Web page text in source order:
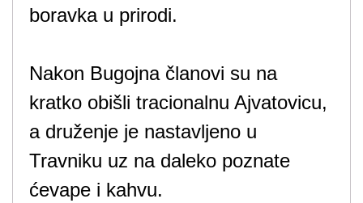
boravka u prirodi.
Nakon Bugojna članovi su na
kratko obišli tracionalnu Ajvatovicu,
a druženje je nastavljeno u
Travniku uz na daleko poznate
ćevape i kahvu.